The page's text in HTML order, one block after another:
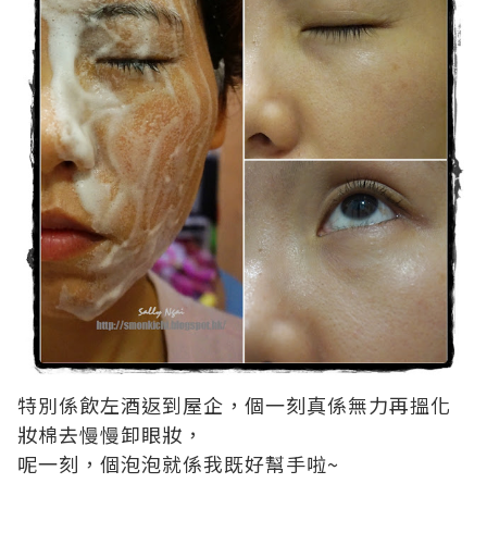
特別係飲左酒返到屋企，個一刻真係無力再搵化
妝棉去慢慢卸眼妝，
呢一刻，個泡泡就係我既好幫手啦~